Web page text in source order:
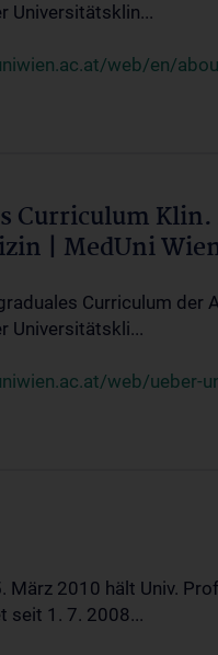
Universitätsklin...
web/en/
Curriculum
| MedUni
Curriculum der
Universitätskli...
web/ueber-
März 2010 hält Univ.
seit 1. 7. 2008...